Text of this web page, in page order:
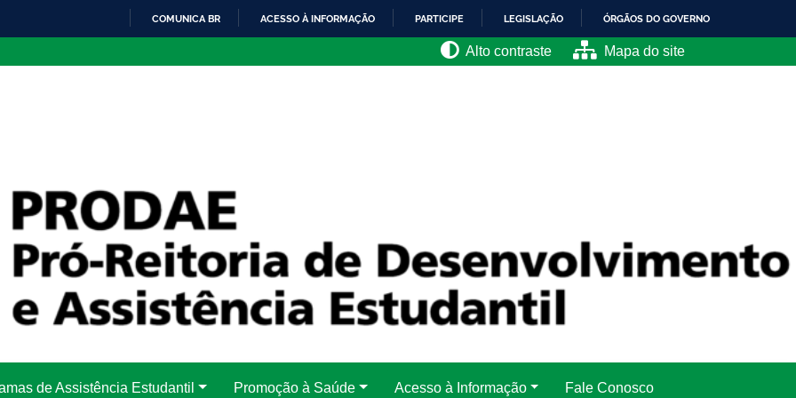
COMUNICA BR ACESSO À INFORMAÇÃO PARTICIPE LEGISLAÇÃO ÓRGÃOS DO GOVERNO
Alto contraste Mapa do site
de Assistência Estudantil Promoção à Saúde Acesso à Informação Fale Conosco